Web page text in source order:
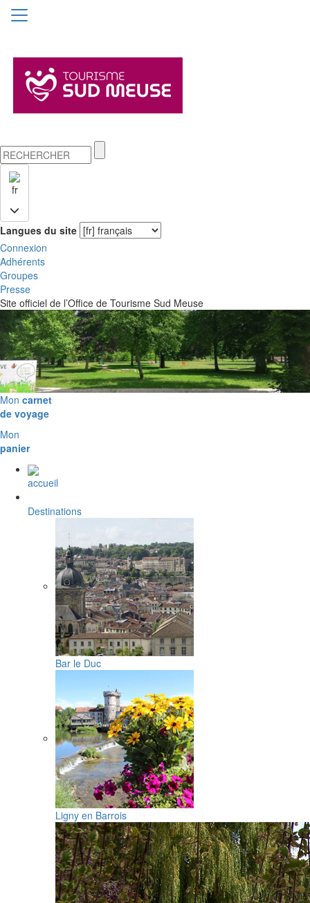
fr
Langues du site
Connexion
Adhérents
Groupes
Presse
Site officiel de l’Office de Tourisme Sud Meuse
Mon carnet
de voyage
Mon
panier
accueil
Destinations
Bar le Duc
Ligny en Barrois